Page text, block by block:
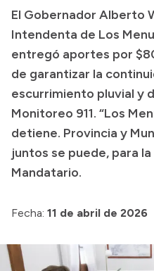
Transparencia
Inversión en Salud
Licitaciones
Consulta de expedientes
El Gobernador Alberto
Intendenta de Los
entregó aportes por
de garantizar la
escurrimiento pluvial y
Monitoreo 911. “Los
detiene. Provincia y
juntos se puede, para
Mandatario.
Fecha: 11 de abril de 2026